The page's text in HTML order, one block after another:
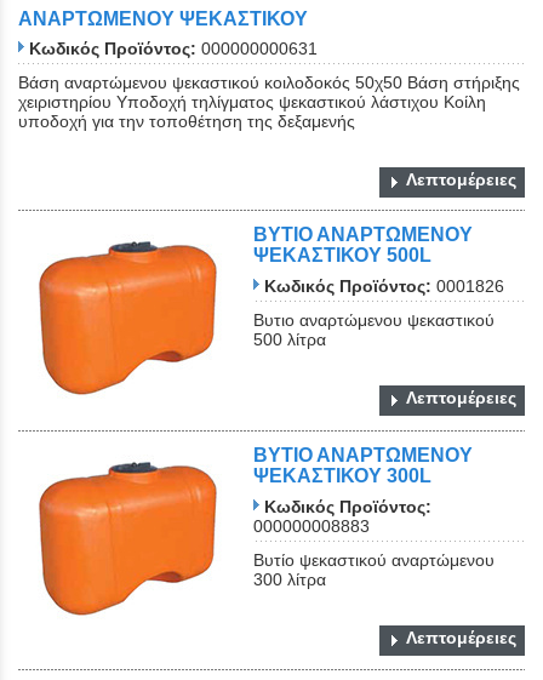
ΑΝΑΡΤΩΜΕΝΟΥ ΨΕΚΑΣΤΙΚΟΥ
Κωδικός Προϊόντος: 000000000631
Bάση αναρτώμενου ψεκαστικού κοιλοδοκός 50χ50 Βάση στήριξης
χειριστηρίου Υποδοχή τηλίγματος ψεκαστικού λάστιχου Κοίλη
υποδοχή για την τοποθέτηση της δεξαμενής
Λεπτομέρειες
ΒΥΤΙΟ ΑΝΑΡΤΩΜΕΝΟΥ
ΨΕΚΑΣΤΙΚΟΥ 500L
Κωδικός Προϊόντος: 0001826
Βυτιο αναρτώμενου ψεκαστικού
500 λίτρα
Λεπτομέρειες
ΒΥΤΙΟ ΑΝΑΡΤΩΜΕΝΟΥ
ΨΕΚΑΣΤΙΚΟΥ 300L
Κωδικός Προϊόντος:
000000008883
Βυτίο ψεκαστικού αναρτώμενου
300 λίτρα
Λεπτομέρειες